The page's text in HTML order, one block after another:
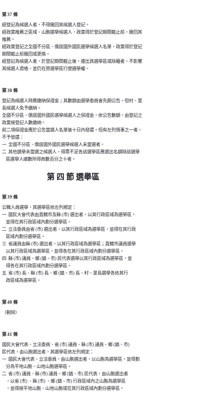
第 37 條
經登記為候選人者，不得撤回其候選人登記。
經政黨推薦之區域、山胞選舉候選人，政黨得於登記期間截止前，撤回其
推薦。
經政黨登記之全國不分區、僑居國外國民選舉候選人名單，政黨得於登記
期間截止前撤回或更換。
經登記為候選人者，於登記期間截止後，遷出其選舉區或除籍者，不影響
其候選人資格，並仍在原選舉區行使選舉權。
第 38 條
登記為候選人時應繳納保證金；其數額由選舉委員會先期公告。但村、里
長候選人免予繳納。
全國不分區、僑居國外國民選舉候選人之保證金，依公告數額，由登記之
政黨按登記人數繳納。
前二項保證金應於公告當選人名單後十日內發還。但有左列情事之一者，
不予發還：
一  全國不分區、僑居國外國民選舉候選人未當選者。
二  其他選舉未當選之候選人，得票不足各該選舉區應選出名額除該選舉
    區選舉人總數所得商數百分之十者。
第 四 節 選舉區
第 39 條
公職人員選舉，其選舉區依左列規定：
一  國民大會代表由直轄市及縣 (市) 選出者，以其行政區域為選舉區，
    並得在其行政區域內劃分選舉區。
二  立法委員由省 (市) 選出者，以其行政區域為選舉區，並得在其行政
    區域內劃分選舉區。
三  省議員由縣 (市) 選出者，以其行政區域為選舉區；直轄市議員選舉
    以其行政區域為選舉區，並得各在其行政區域內劃分選舉區。
四  縣 (市) 議員、鄉 (鎮、市) 民代表選舉以其行政區域為選舉區，並
    得各在其行政區域內劃分選舉區。
五  省 (市) 長、縣 (市) 長、鄉 (鎮、市) 長、村、里長選舉各依其行
    政區域為選舉區。
第 40 條
（刪除）
第 41 條
國民大會代表、立法委員、省 (市) 議員、縣 (市) 議員、鄉 (鎮、市)
民代表，由山胞選出者，其選舉區依左列規定：
一  國民大會代表、立法委員，由山胞選出者，以山胞為選舉區，並得劃
    分為平地山胞、山地山胞選舉區。
二  省 (市) 議員、縣 (市) 議員、鄉 (鎮、市) 民代表，由山胞選出者
    ，以省 (市) 、縣 (市) 、鄉 (鎮、市) 行政區域內之山胞為選舉區
    ，並得按平地山胞、山地山胞或在其行政區域內劃分選舉區。